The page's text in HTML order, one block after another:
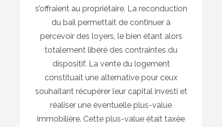
s’offraient au propriétaire. La reconduction
du bail permettait de continuer à
percevoir des loyers, le bien étant alors
totalement libéré des contraintes du
dispositif. La vente du logement
constituait une alternative pour ceux
souhaitant récupérer leur capital investi et
réaliser une éventuelle plus-value
immobilière. Cette plus-value était taxée